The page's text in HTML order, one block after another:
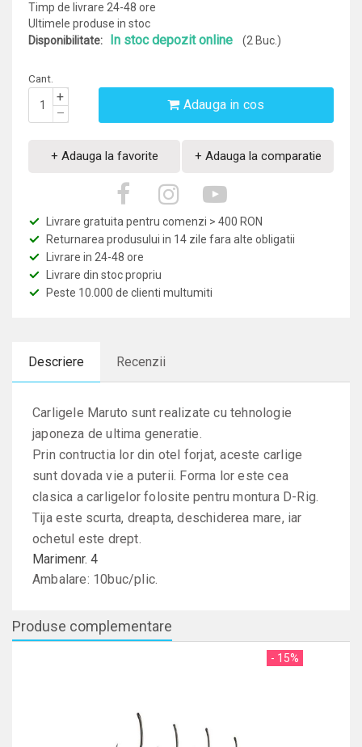
Timp de livrare 24-48 ore
Ultimele produse in stoc
Disponibilitate:
In stoc depozit online (2 Buc.)
Cant.
+
–
Adauga in cos
+ Adauga la favorite + Adauga la comparatie
Livrare gratuita pentru comenzi > 400 RON
Returnarea produsului in 14 zile fara alte obligatii
Livrare in 24-48 ore
Livrare din stoc propriu
Peste 10.000 de clienti multumiti
Descriere Recenzii
Carligele Maruto sunt realizate cu tehnologie
japoneza de ultima generatie.
Prin contructia lor din otel forjat, aceste carlige
sunt dovada vie a puterii. Forma lor este cea
clasica a carligelor folosite pentru montura D-Rig.
Tija este scurta, dreapta, deschiderea mare, iar
ochetul este drept.
Marimenr. 4
Ambalare: 10buc/plic.
Produse complementare
- 15%